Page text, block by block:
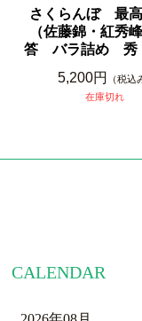
さくらんぼ 最
（佐藤錦・紅秀
答 バラ詰め
5,200円
（税込
在庫切れ
CALENDAR